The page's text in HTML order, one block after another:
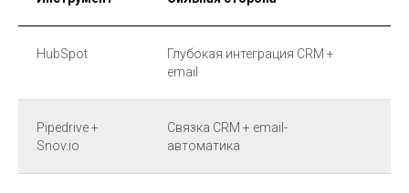
HubSpot
Глубокая интеграция CRM +
email
Pipedrive +
Snov.io
Связка CRM + email-
автоматика